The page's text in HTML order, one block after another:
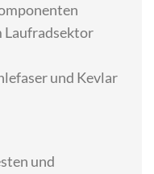
Laufradsektor
und Kevlar
und